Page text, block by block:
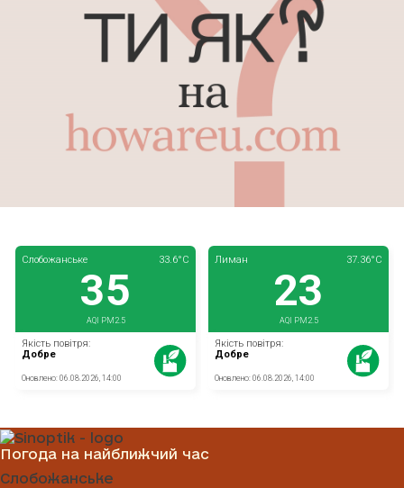
Погода на найближчий час
Слобожанське